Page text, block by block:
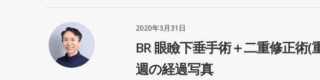
2020年3月31日
BR 眼瞼下垂手術＋二重修正術
週の経過写真